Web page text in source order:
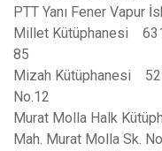
PTT Yanı Fener Vapur
Millet Kütüphanesi
85
Mizah Kütüphanesi
No.12
Murat Molla Halk
Mah. Murat Molla Sk.